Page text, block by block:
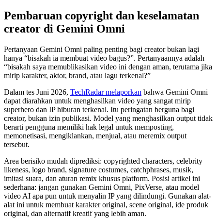
Pembaruan copyright dan keselamatan
creator di Gemini Omni
Pertanyaan Gemini Omni paling penting bagi creator bukan lagi
hanya “bisakah ia membuat video bagus?”. Pertanyaannya adalah
“bisakah saya memublikasikan video ini dengan aman, terutama jika
mirip karakter, aktor, brand, atau lagu terkenal?”
Dalam tes Juni 2026, TechRadar melaporkan bahwa Gemini Omni
dapat diarahkan untuk menghasilkan video yang sangat mirip
superhero dan IP hiburan terkenal. Itu peringatan berguna bagi
creator, bukan izin publikasi. Model yang menghasilkan output tidak
berarti pengguna memiliki hak legal untuk memposting,
memonetisasi, mengiklankan, menjual, atau meremix output
tersebut.
Area berisiko mudah diprediksi: copyrighted characters, celebrity
likeness, logo brand, signature costumes, catchphrases, musik,
imitasi suara, dan aturan remix khusus platform. Posisi artikel ini
sederhana: jangan gunakan Gemini Omni, PixVerse, atau model
video AI apa pun untuk menyalin IP yang dilindungi. Gunakan alat-
alat ini untuk membuat karakter original, scene original, ide produk
original, dan alternatif kreatif yang lebih aman.